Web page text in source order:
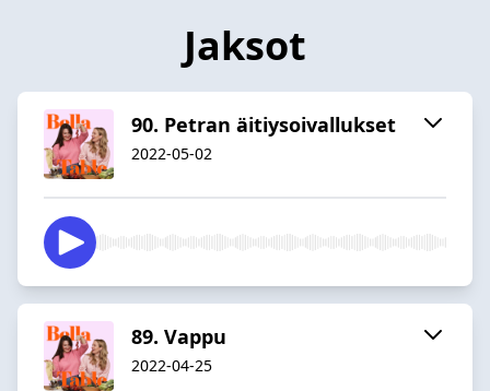
Jaksot
90. Petran äitiysoivallukset
2022-05-02
89. Vappu
2022-04-25